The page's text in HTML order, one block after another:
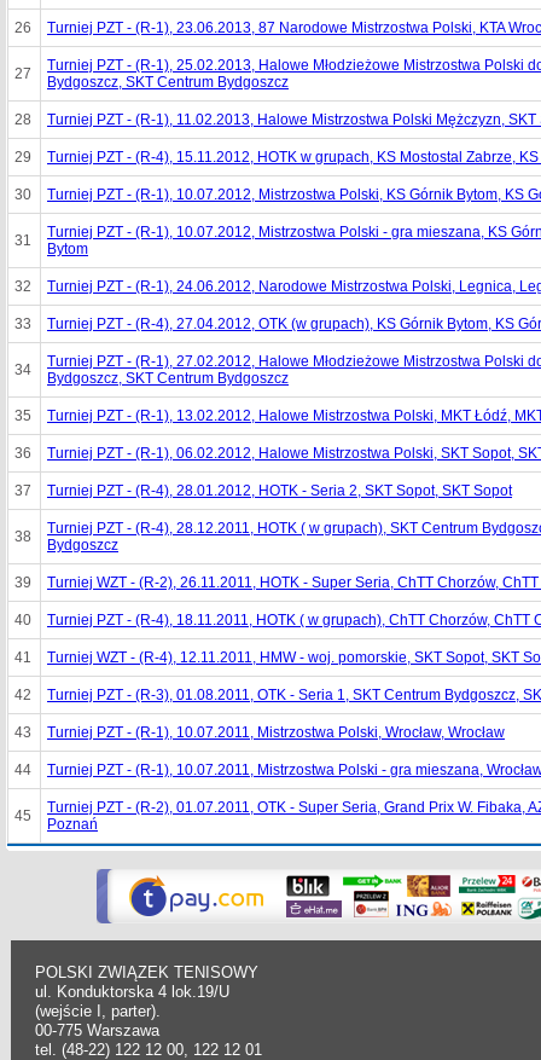
26 Turniej PZT - (R-1), 23.06.2013, 87 Narodowe Mistrzostwa Polski, KTA
27
Turniej PZT - (R-1), 25.02.2013, Halowe Młodzieżowe Mistrzostwa Polski
Bydgoszcz, SKT Centrum Bydgoszcz
28 Turniej PZT - (R-1), 11.02.2013, Halowe Mistrzostwa Polski Mężczyzn, SKT
29 Turniej PZT - (R-4), 15.11.2012, HOTK w grupach, KS Mostostal Zabrze,
30 Turniej PZT - (R-1), 10.07.2012, Mistrzostwa Polski, KS Górnik Bytom, KS
31
Turniej PZT - (R-1), 10.07.2012, Mistrzostwa Polski - gra mieszana, KS
Bytom
32 Turniej PZT - (R-1), 24.06.2012, Narodowe Mistrzostwa Polski, Legnica,
33 Turniej PZT - (R-4), 27.04.2012, OTK (w grupach), KS Górnik Bytom, KS
34
Turniej PZT - (R-1), 27.02.2012, Halowe Młodzieżowe Mistrzostwa Polski
Bydgoszcz, SKT Centrum Bydgoszcz
35 Turniej PZT - (R-1), 13.02.2012, Halowe Mistrzostwa Polski, MKT Łódź,
36 Turniej PZT - (R-1), 06.02.2012, Halowe Mistrzostwa Polski, SKT Sopot,
37 Turniej PZT - (R-4), 28.01.2012, HOTK - Seria 2, SKT Sopot, SKT Sopot
38
Turniej PZT - (R-4), 28.12.2011, HOTK ( w grupach), SKT Centrum
Bydgoszcz
39 Turniej WZT - (R-2), 26.11.2011, HOTK - Super Seria, ChTT Chorzów,
40 Turniej PZT - (R-4), 18.11.2011, HOTK ( w grupach), ChTT Chorzów, ChTT
41 Turniej WZT - (R-4), 12.11.2011, HMW - woj. pomorskie, SKT Sopot, SKT
42 Turniej PZT - (R-3), 01.08.2011, OTK - Seria 1, SKT Centrum Bydgoszcz,
43 Turniej PZT - (R-1), 10.07.2011, Mistrzostwa Polski, Wrocław, Wrocław
44 Turniej PZT - (R-1), 10.07.2011, Mistrzostwa Polski - gra mieszana,
45
Turniej PZT - (R-2), 01.07.2011, OTK - Super Seria, Grand Prix W. Fibaka,
Poznań
POLSKI ZWIĄZEK TENISOWY
ul. Konduktorska 4 lok.19/U
(wejście I, parter).
00-775 Warszawa
tel. (48-22) 122 12 00, 122 12 01